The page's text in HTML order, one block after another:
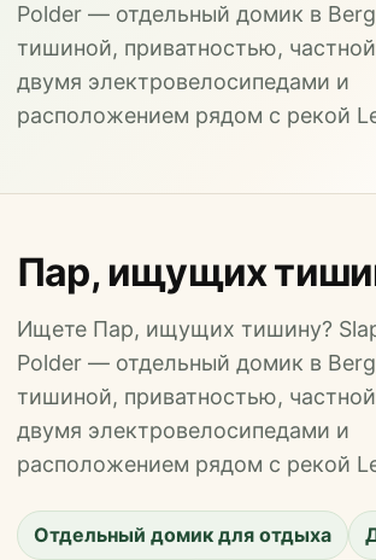
Polder — отдельный домик в
тишиной, приватностью,
двумя электровелосипедами и
расположением рядом с рекой
Пар, ищущих
Ищете Пар, ищущих тишину?
Polder — отдельный домик в
тишиной, приватностью,
двумя электровелосипедами и
расположением рядом с рекой
Отдельный домик для отдыха